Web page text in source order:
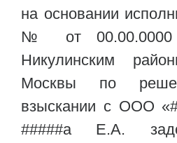
на основании
№ от 00.00.0000
Никулинским
Москвы по
взыскании с ООО
#####а Е.А.